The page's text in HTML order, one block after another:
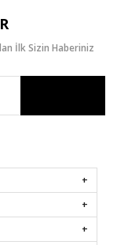
İlk Sizin Haberiniz